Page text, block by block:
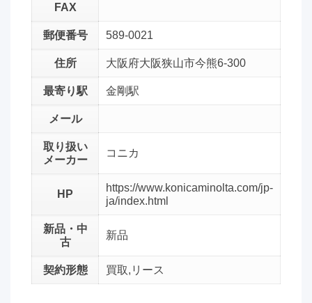
FAX
郵便番号 589-0021
住所 大阪府大阪狭山市今熊6-300
最寄り駅 金剛駅
メール
取り扱い
メーカー
コニカ
HP
https://www.konicaminolta.com/jp-
ja/index.html
新品・中
古
新品
契約形態 買取,リース